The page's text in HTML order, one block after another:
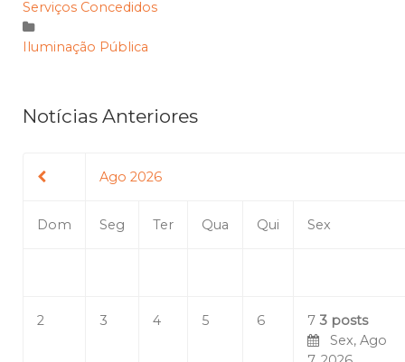
Serviços Concedidos
Iluminação Pública
Notícias Anteriores
Ago 2026
Dom Seg Ter Qua Qui Sex
2 3 4 5 6 7 3 posts
Sex, Ago